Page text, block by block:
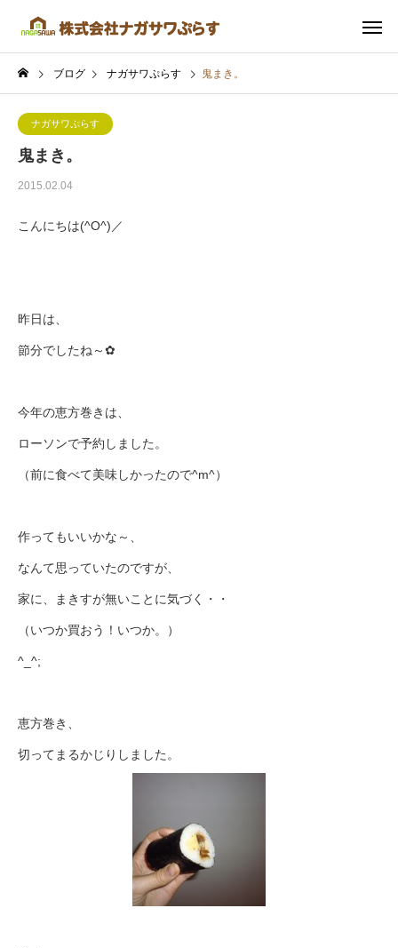
ブログ ナガサワぷらす 鬼まき。
ナガサワぷらす
鬼まき。
2015.02.04
こんにちは(^O^)／
昨日は、
節分でしたね～✿
今年の恵方巻きは、
ローソンで予約しました。
（前に食べて美味しかったので^m^）
作ってもいいかな～、
なんて思っていたのですが、
家に、まきすが無いことに気づく・・
（いつか買おう！いつか。）
^_^;
恵方巻き、
切ってまるかじりしました。